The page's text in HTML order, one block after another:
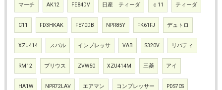
マーチ AK12 FE84DV 日産 ティーダ ｃ11 ティーダ
C11 FD3HKAK FE70DB NPR85Y FK61FJ デュトロ
XZU414 スバル インプレッサ VAB S320V リバティ
RM12 プリウス ZVW50 XZU414M 三菱 アイ
HA1W NPR72LAV エアマン コンプレッサー PDS70S